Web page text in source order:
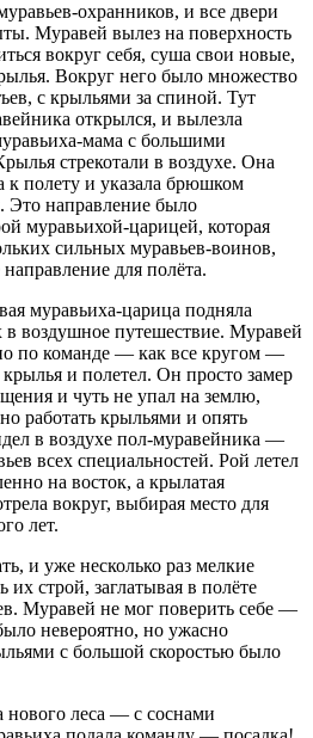
охранников, и все двери
Муравей вылез на поверхность
вокруг себя, суша свои новые,
Вокруг него было множество
с крыльями за спиной. Тут
открылся, и вылезла
мама с большими
стрекотали в воздухе. Она
полету и указала брюшком
Это направление было
муравьихой-царицей, которая
сильных муравьев-воинов,
для полёта.
муравьиха-царица подняла
воздушное путешествие. Муравей
по команде — как все кругом —
и полетел. Он просто замер
и чуть не упал на землю,
работать крыльями и опять
в воздухе пол-муравейника —
всех специальностей. Рой летел
на восток, а крылатая
вокруг, выбирая место для
лет.
и уже несколько раз мелкие
строй, заглатывая в полёте
Муравей не мог поверить себе —
невероятно, но ужасно
с большой скоростью было
нового леса — с соснами